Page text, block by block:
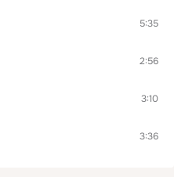
5:35
2:56
3:10
3:36